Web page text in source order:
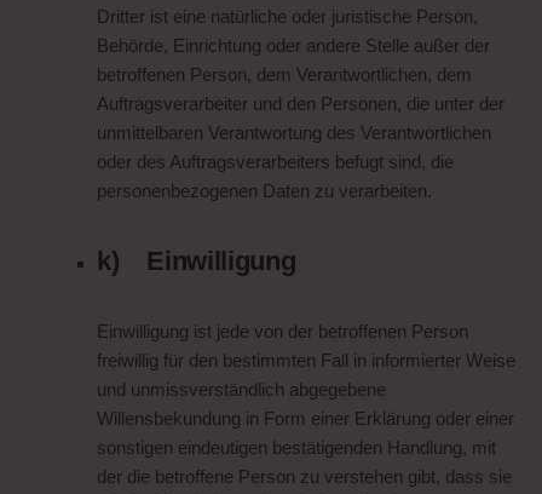
Dritter ist eine natürliche oder juristische Person,
Behörde, Einrichtung oder andere Stelle außer der
betroffenen Person, dem Verantwortlichen, dem
Auftragsverarbeiter und den Personen, die unter der
unmittelbaren Verantwortung des Verantwortlichen
oder des Auftragsverarbeiters befugt sind, die
personenbezogenen Daten zu verarbeiten.
k) Einwilligung
Einwilligung ist jede von der betroffenen Person
freiwillig für den bestimmten Fall in informierter Weise
und unmissverständlich abgegebene
Willensbekundung in Form einer Erklärung oder einer
sonstigen eindeutigen bestätigenden Handlung, mit
der die betroffene Person zu verstehen gibt, dass sie